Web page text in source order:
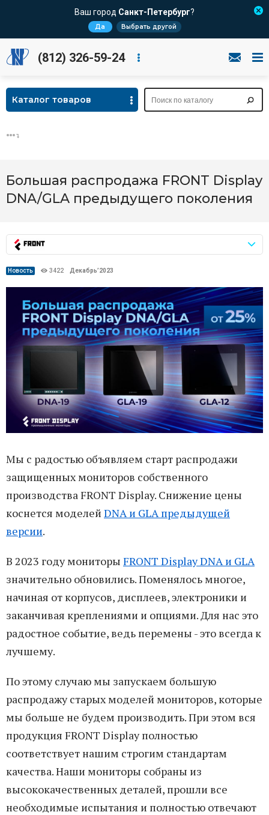
Ваш город Санкт-Петербург?
Да Выбрать другой
(812) 326-59-24
Каталог товаров
Большая распродажа FRONT Display
DNA/GLA предыдущего поколения
Новость 3422 Декабрь’2023
Мы с радостью объявляем старт распродажи
защищенных мониторов собственного
производства FRONT Display. Снижение цены
коснется моделей DNA и GLA предыдущей
версии.
В 2023 году мониторы FRONT Display DNA и GLA
значительно обновились. Поменялось многое,
начиная от корпусов, дисплеев, электроники и
заканчивая креплениями и опциями. Для нас это
радостное событие, ведь перемены - это всегда к
лучшему.
По этому случаю мы запускаем большую
распродажу старых моделей мониторов, которые
мы больше не будем производить. При этом вся
продукция FRONT Display полностью
соответствует нашим строгим стандартам
качества. Наши мониторы собраны из
высококачественных деталей, прошли все
необходимые испытания и полностью отвечают